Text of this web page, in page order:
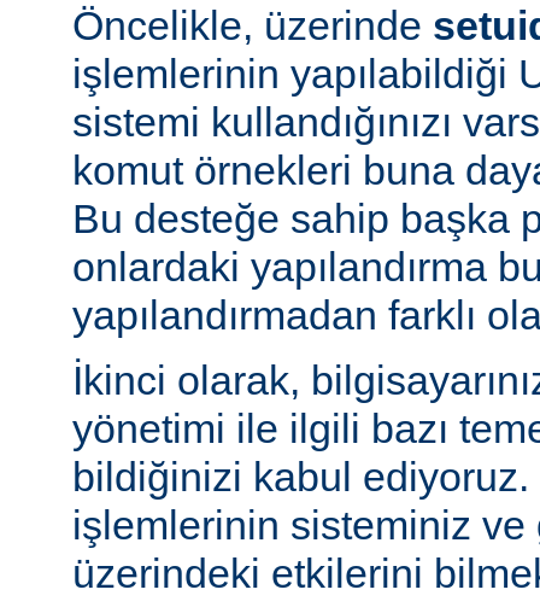
Öncelikle, üzerinde
işlemlerinin yapılabildiği
sistemi kullandığınızı
komut örnekleri buna
Bu desteğe sahip başka
onlardaki yapılandırma
yapılandırmadan farklı
İkinci olarak,
yönetimi ile ilgili bazı
bildiğinizi kabul
işlemlerinin sisteminiz
üzerindeki etkilerini